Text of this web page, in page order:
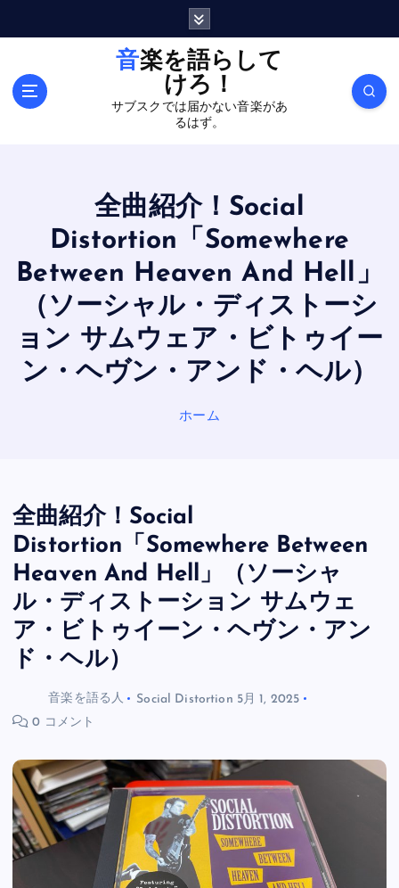
音楽を語らして
けろ！
サブスクでは届かない音楽があ
るはず。
全曲紹介！Social
Distortion「Somewhere
Between Heaven And Hell」
（ソーシャル・ディストーシ
ョン サムウェア・ビトゥイー
ン・ヘヴン・アンド・ヘル）
ホーム
全曲紹介！Social
Distortion「Somewhere Between
Heaven And Hell」（ソーシャ
ル・ディストーション サムウェ
ア・ビトゥイーン・ヘヴン・アン
ド・ヘル）
音楽を語る人 Social Distortion 5月 1, 2025
0 コメント